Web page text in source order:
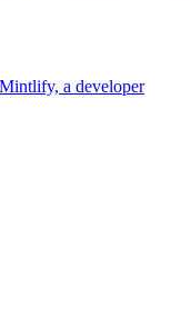
a developer